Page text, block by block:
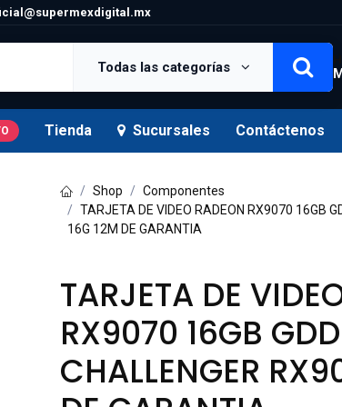
Todas las categorías
Tienda Sucursales Contáctenos
Shop
Componentes
TARJETA DE VIDEO RADEON RX9070 16GB
16G 12M DE GARANTIA
TARJETA DE
RX9070 16GB
CHALLENGER